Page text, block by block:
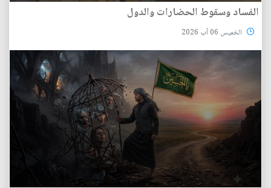
الفساد وسقوط الحضارات والدول
الخميس 06 آب 2026